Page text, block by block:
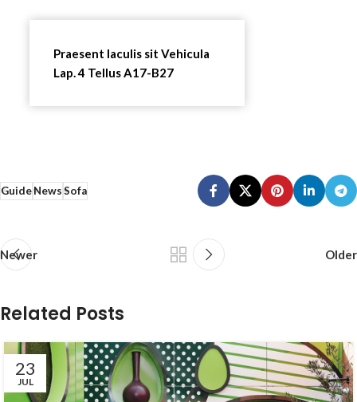
Praesent Iaculis sit Vehicula
Lap. 4 Tellus A17-B27
GuideNewsSofa
Newer Older
Related Posts
23
JUL